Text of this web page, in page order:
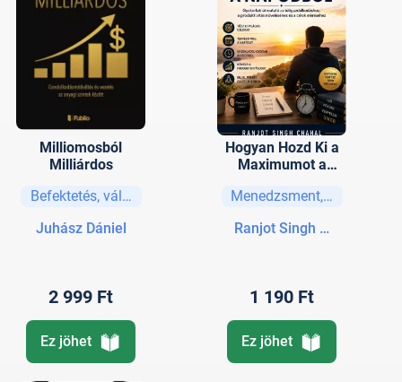
Milliomosból
Milliárdos
Befektetés, vállalkozás
Juhász Dániel
2 999 Ft
Ez jöhet
Hogyan Hozd Ki a
Maximumot a
Menedzsment, vezetési
Ranjot Singh Chahal
1 190 Ft
Ez jöhet